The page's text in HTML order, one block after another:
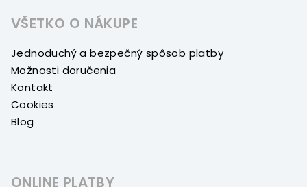
VŠETKO O NÁKUPE
Jednoduchý a bezpečný spôsob platby
Možnosti doručenia
Kontakt
Cookies
Blog
ONLINE PLATBY